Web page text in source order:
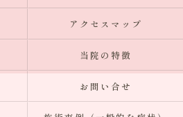
アクセスマップ
当院の特徴
お問い合せ